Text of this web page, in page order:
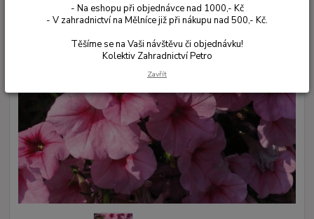
- Na eshopu při objednávce nad 1000,- Kč
- V zahradnictví na Mělníce již při nákupu nad 500,- Kč.
Těšíme se na Vaši návštěvu či objednávku!
Kolektiv Zahradnictví Petro
Zavřít